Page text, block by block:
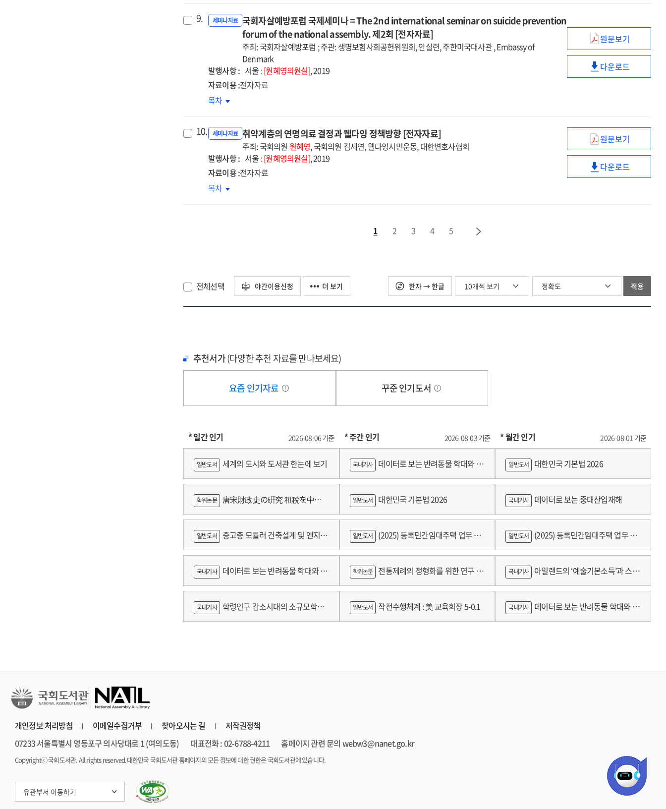
정책방향
[전자자료]
자살예방을
위한
정책방향
[전자자료]
(2019),
자살예방을
정책방향
[전자자료]
9. 세미나자료 국회자살예방포럼 국제세미나 = The 2nd international seminar on suicide prevention
forum of the national assembly. 제2회 [전자자료]
주최: 국회자살예방포럼 ; 주관: 생명보험사회공헌위원회, 안실련, 주한미국대사관 , Embassy of
Denmark
발행사항 : 서울 :[원혜영의원실], 2019
자료이용 :전자자료
국회자살예방포
국제세미나
=
The
on
suicide
prevention
forum
of
원문보기
국회자살예방포
international
seminar
on
suicide
prevention
다운로드
국회자살예방포럼
The
international
seminar
on
suicide
[전자자료]
목차
10. 세미나자료 취약계층의 연명의료 결정과 웰다잉 정책방향 [전자자료]
주최: 국회의원 원혜영, 국회의원 김세연, 웰다잉시민운동, 대한변호사협회
발행사항 : 서울 :[원혜영의원실], 2019
자료이용 :전자자료
취약계층의
연명의료
결정과
웰다잉
원문보기
취약계층의
다운로드
취약계층의
목차
1 2 3 4 5
전체선택 야간이용신청 더 보기 한자 → 한글 적용
추천서가(다양한 추천 자료를 만나보세요)
요즘 인기자료 꾸준 인기도서
* 일간 인기 2026-08-06 기준
일반도서 세계의 도시와 도서관 한눈에 보기
학위논문 唐宋財政史の硏究 租稅を中心
に
일반도서 중고층 모듈러 건축설계 및 엔지니
어링 기술개발 최종보고서
국내기사 데이터로 보는 반려동물 학대와 분
쟁
국내기사 학령인구 감소시대의 소규모학교
* 주간 인기 2026-08-03 기준
국내기사 데이터로 보는 반려동물 학대와 분
쟁
일반도서 대한민국 기본법 2026
일반도서 (2025) 등록민간임대주택 업무 편
람
학위논문 전통제례의 정형화를 위한 연구 :
가제를 중심으로
일반도서 작전수행체계 : 美 교육회장 5-0.1
* 월간 인기 2026-08-01 기준
일반도서 대한민국 기본법 2026
국내기사 데이터로 보는 중대산업재해
일반도서 (2025) 등록민간임대주택 업무 편
람
국내기사 아일랜드의 ‘예술기본소득’과 스코
틀랜드의 예술인 소득보장정책 논의
국내기사 데이터로 보는 반려동물 학대와 분
개인정보 처리방침 이메일수집거부 찾아오시는 길
저작권정책
07233 서울특별시 영등포구 의사당대로 1 (여의도동)
대표전화 : 02-6788-4211 홈페이지 관련 문의 webw3@nanet.go.kr
Copyrightⓒ 국회도서관. All rights reserved.대한민국 국회도서관 홈페이지의 모든 정보에 대한 권한은 국회도서관에 있습니다.
유관부서 이동하기